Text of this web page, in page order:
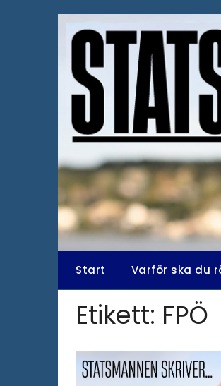
Start Varför ska du
Etikett: FPÖ